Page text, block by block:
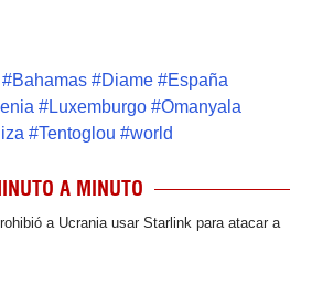
#Bahamas #Diame #España
#Luxemburgo #Omanyala
#Tentoglou #world
A MINUTO
a Ucrania usar Starlink para atacar a